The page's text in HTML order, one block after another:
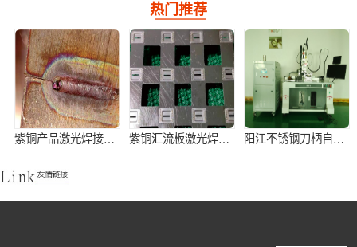
热门推荐
紫铜产品激光焊接加工 紫铜汇流板激光焊接加工 阳江不锈钢刀柄自动激光焊接机